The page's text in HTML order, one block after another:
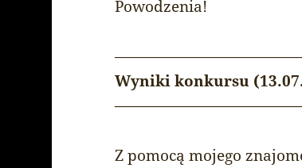
Powodzenia!
Wyniki konkursu
Z pomocą mojego